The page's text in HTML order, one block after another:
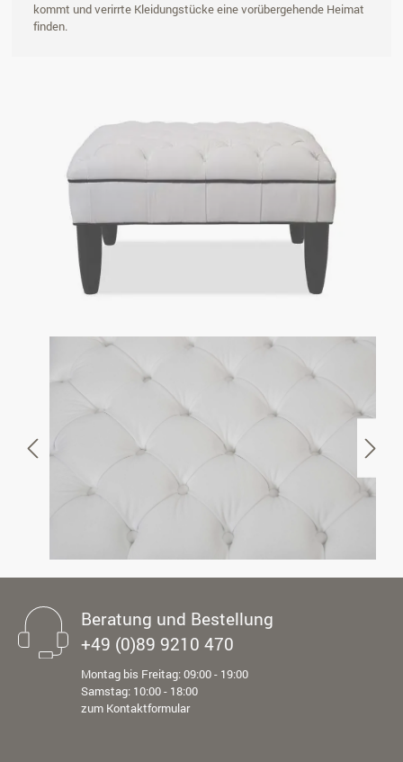
kommt und verirrte Kleidungstücke eine vorübergehende Heimat
finden.
Beratung und Bestellung
+49 (0)89 9210 470
Montag bis Freitag: 09:00 - 19:00
Samstag: 10:00 - 18:00
zum Kontaktformular